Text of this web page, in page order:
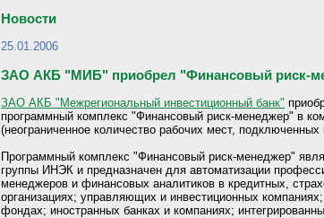
Новости
25.01.2006
ЗАО АКБ "МИБ" приобрел "Финансовый риск-
ЗАО АКБ "Межрегиональный инвестиционный банк"
программный комплекс "Финансовый риск-менеджер" в
(неограниченное количество рабочих мест, подключенных
Программный комплекс "Финансовый риск-менеджер"
группы ИНЭК и предназначен для автоматизации
менеджеров и финансовых аналитиков в кредитных,
организациях; управляющих и инвестиционных
фондах; иностранных банках и компаниях;